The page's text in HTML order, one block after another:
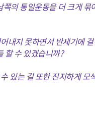
의 통일운동을 더 크게 묶
내지 못하면서 반세기에
할 수 있겠습니까?
있는 길 또한 진지하게 모